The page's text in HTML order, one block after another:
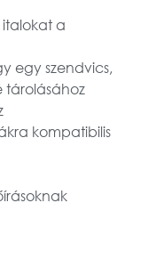
a
egy szendvics,
tárolásához
kompatibilis